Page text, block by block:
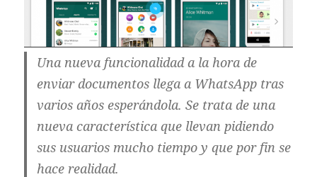
Una nueva funcionalidad a la hora de
enviar documentos llega a WhatsApp tras
varios años esperándola. Se trata de una
nueva característica que llevan pidiendo
sus usuarios mucho tiempo y que por fin se
hace realidad.